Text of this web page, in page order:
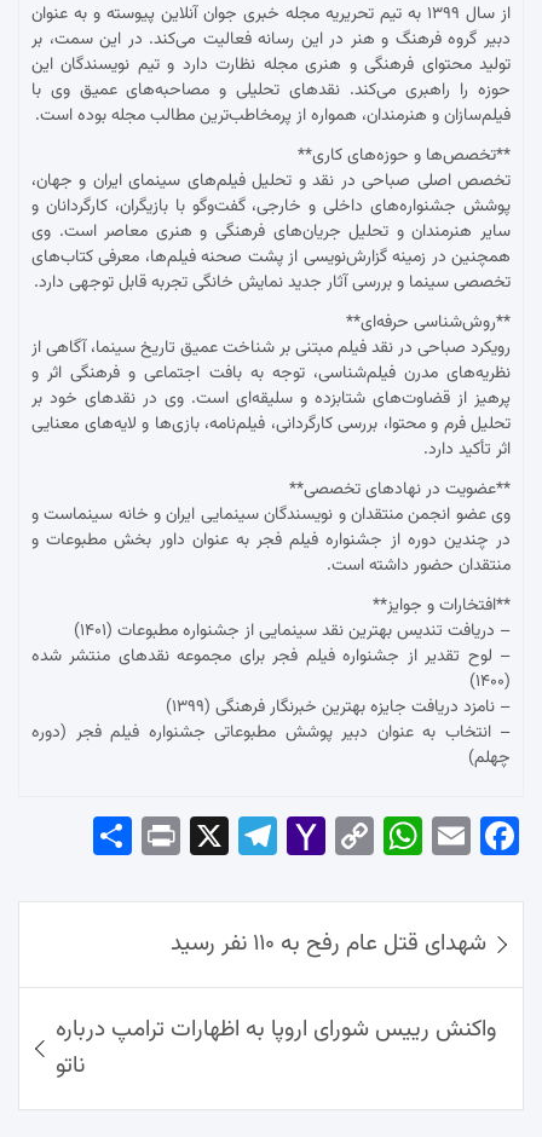
از سال ۱۳۹۹ به تیم تحریریه مجله خبری جوان آنلاین پیوسته و به عنوان
دبیر گروه فرهنگ و هنر در این رسانه فعالیت می‌کند. در این سمت، بر
تولید محتوای فرهنگی و هنری مجله نظارت دارد و تیم نویسندگان این
حوزه را راهبری می‌کند. نقدهای تحلیلی و مصاحبه‌های عمیق وی با
فیلم‌سازان و هنرمندان، همواره از پرمخاطب‌ترین مطالب مجله بوده است.
**تخصص‌ها و حوزه‌های کاری**
تخصص اصلی صباحی در نقد و تحلیل فیلم‌های سینمای ایران و جهان،
پوشش جشنواره‌های داخلی و خارجی، گفت‌وگو با بازیگران، کارگردانان و
سایر هنرمندان و تحلیل جریان‌های فرهنگی و هنری معاصر است. وی
همچنین در زمینه گزارش‌نویسی از پشت صحنه فیلم‌ها، معرفی کتاب‌های
تخصصی سینما و بررسی آثار جدید نمایش خانگی تجربه قابل توجهی دارد.
**روش‌شناسی حرفه‌ای**
رویکرد صباحی در نقد فیلم مبتنی بر شناخت عمیق تاریخ سینما، آگاهی از
نظریه‌های مدرن فیلم‌شناسی، توجه به بافت اجتماعی و فرهنگی اثر و
پرهیز از قضاوت‌های شتابزده و سلیقه‌ای است. وی در نقدهای خود بر
تحلیل فرم و محتوا، بررسی کارگردانی، فیلم‌نامه، بازی‌ها و لایه‌های معنایی
اثر تأکید دارد.
**عضویت در نهادهای تخصصی**
وی عضو انجمن منتقدان و نویسندگان سینمایی ایران و خانه سینماست و
در چندین دوره از جشنواره فیلم فجر به عنوان داور بخش مطبوعات و
منتقدان حضور داشته است.
**افتخارات و جوایز**
– دریافت تندیس بهترین نقد سینمایی از جشنواره مطبوعات (۱۴۰۱)
– لوح تقدیر از جشنواره فیلم فجر برای مجموعه نقدهای منتشر شده
(۱۴۰۰)
– نامزد دریافت جایزه بهترین خبرنگار فرهنگی (۱۳۹۹)
– انتخاب به عنوان دبیر پوشش مطبوعاتی جشنواره فیلم فجر (دوره
چهلم)
Fac
ok
Em
Wh
Ap
p
Co
Lin
k
Yah
Mai
l
Tel
am
Pri
راهبری
نوشته‌ها
شهدای قتل عام رفح به ۱۱۰ نفر رسید
واکنش رییس شورای اروپا به اظهارات ترامپ درباره
ناتو